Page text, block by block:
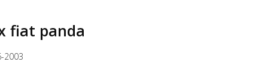
fiat panda
2003